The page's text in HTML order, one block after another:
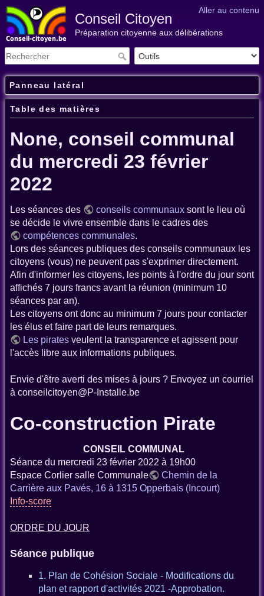
Aller au contenu
Conseil Citoyen
Préparation citoyenne aux délibérations
Panneau latéral
Table des matières
None, conseil communal
du mercredi 23 février
2022
Les séances des conseils communaux sont le lieu où
se décide le vivre ensemble dans le cadres des
compétences communales.
Lors des séances publiques des conseils communaux les
citoyens (vous) ne peuvent pas s'exprimer directement.
Afin d'informer les citoyens, les points à l'ordre du jour sont
affichés 7 jours francs avant la réunion (minimum 10
séances par an).
Les citoyens ont donc au minimum 7 jours pour contacter
les élus et faire part de leurs remarques.
Les pirates veulent la transparence et agissent pour
l'accès libre aux informations publiques.
Envie d'être averti des mises à jours ? Envoyez un courriel
à conseilcitoyen@P-Installe.be
Co-construction Pirate
CONSEIL COMMUNAL
Séance du mercredi 23 février 2022 à 19h00
Espace Corlier salle Communale
Chemin de la
Carrière aux Pavés, 16 à 1315 Opperbais (Incourt)
Info-score
ORDRE DU JOUR
Séance publique
1. Plan de Cohésion Sociale - Modifications du
plan et rapport d'activités 2021 -Approbation.